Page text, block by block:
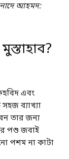
আহমদ:
এবং
ব্যাখ্যা
তার জন্য
পশু জবাই
পশম না কাটা